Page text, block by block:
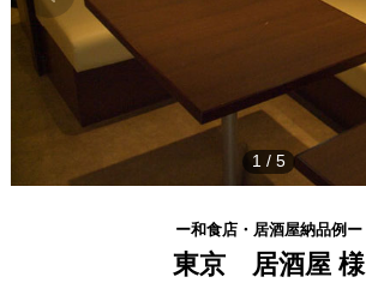
1 / 5
ー和食店・居酒屋納品例ー
東京 居酒屋 様